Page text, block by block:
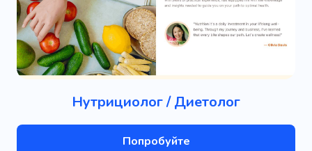
Нутрициолог / Диетолог
Попробуйте